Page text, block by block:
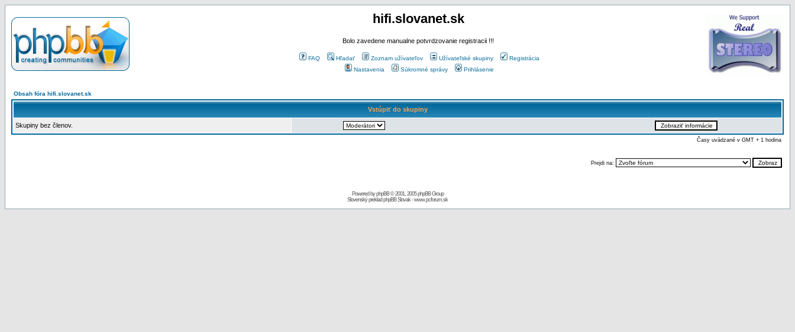
hifi.slovanet.sk
Bolo zavedene manualne potvrdzovanie registracii !!!
FAQ Hľadať Zoznam užívateľov Užívateľské skupiny
Registrácia
Nastavenia
Súkromné správy Prihlásenie
Obsah fóra hifi.slovanet.sk
Vstúpiť do skupiny
Skupiny bez členov.
Časy uvádzané v GMT + 1 hodina
Prejdi na:
Powered byphpBB© 2001, 2005 phpBB Group
Slovenský preklad phpBB Slovak-www.pcforum.sk